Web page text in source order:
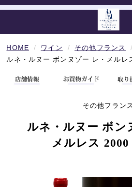
HOME ワイン
その他フランス
ルネ・ルヌー ボンヌゾー レ・メルレ
その他フランス
ルネ・ルヌー ボン
メルレス 2000